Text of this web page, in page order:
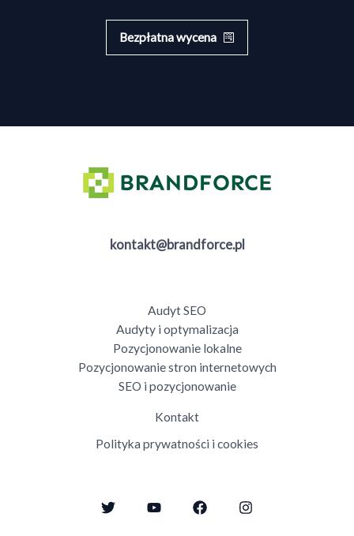
Bezpłatna wycena
kontakt@brandforce.pl
Audyt SEO
Audyty i optymalizacja
Pozycjonowanie lokalne
Pozycjonowanie stron internetowych
SEO i pozycjonowanie
Kontakt
Polityka prywatności i cookies